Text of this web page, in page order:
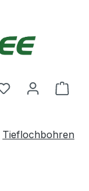
Du hast 0
Tieflochbohren